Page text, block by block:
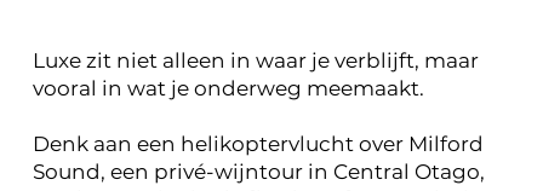
Luxe zit niet alleen in waar je verblijft, maar
vooral in wat je onderweg meemaakt.
Denk aan een helikoptervlucht over Milford
Sound, een privé-wijntour in Central Otago,